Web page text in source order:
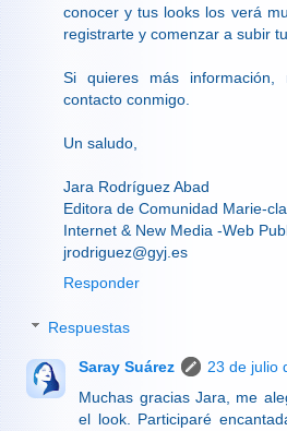
conocer y tus looks los verá
registrarte y comenzar a subir
Si quieres más
contacto conmigo.
Un saludo,
Jara Rodríguez Abad
Editora de Comunidad Marie-
Internet & New Media -Web
jrodriguez@gyj.es
Responder
Respuestas
Saray Suárez
23 de julio
Muchas gracias Jara, me
el look. Participaré